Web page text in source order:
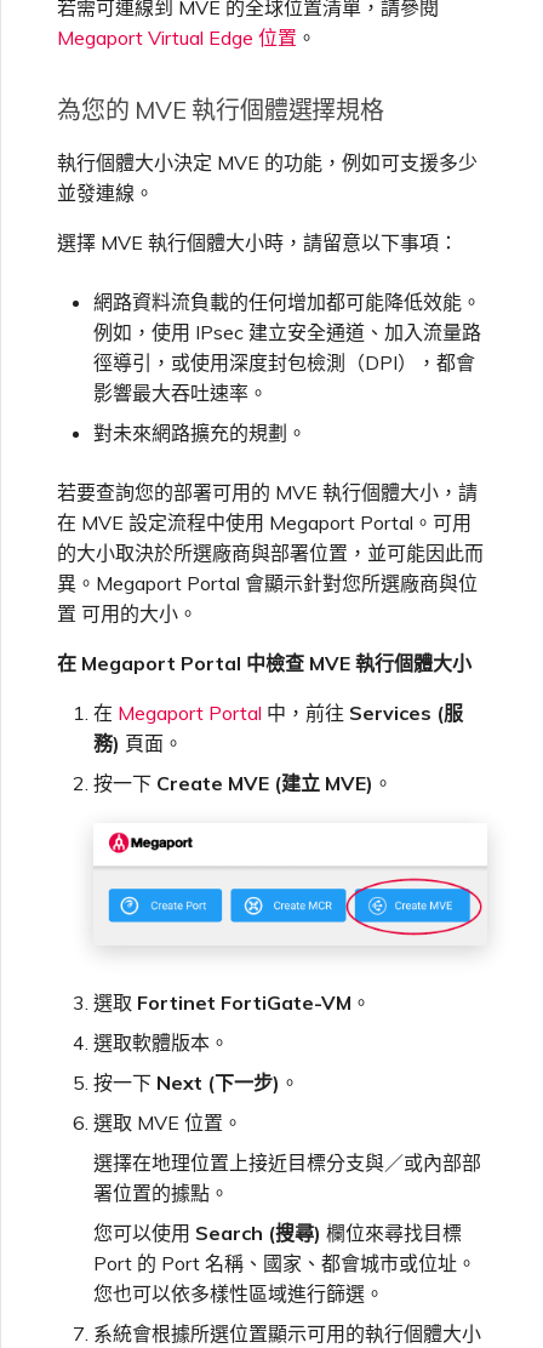
若需可連線到 MVE 的全球位置清單，請參閱
Megaport Virtual Edge 位置 。
為您的 MVE 執行個體選擇規格
執行個體大小決定 MVE 的功能，例如可支援多少
並發連線。
選擇 MVE 執行個體大小時，請留意以下事項：
網路資料流負載的任何增加都可能降低效能。
例如，使用 IPsec 建立安全通道、加入流量路
徑導引，或使用深度封包檢測（DPI），都會
影響最大吞吐速率。
對未來網路擴充的規劃。
若要查詢您的部署可用的 MVE 執行個體大小，請
在 MVE 設定流程中使用 Megaport Portal。可用
的大小取決於所選廠商與部署位置，並可能因此而
異。Megaport Portal 會顯示針對您所選廠商與位
置 可用的大小。
在 Megaport Portal 中檢查 MVE 執行個體大小
在 Megaport Portal 中，前往 Services (服
務) 頁面。
按一下 Create MVE (建立 MVE) 。
選取 Fortinet FortiGate-VM 。
選取軟體版本。
按一下 Next (下一步) 。
選取 MVE 位置。
選擇在地理位置上接近目標分支與／或內部部
署位置的據點。
您可以使用 Search (搜尋) 欄位來尋找目標
Port 的 Port 名稱、國家、都會城市或位址。
您也可以依多樣性區域進行篩選。
系統會根據所選位置顯示可用的執行個體大小